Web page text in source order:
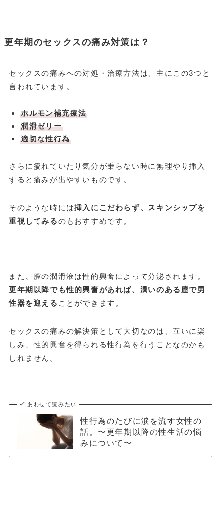
更年期のセックスの痛み対策は？
セックスの痛みへの対処・治療方法は、主にこの3つと
言われています。
ホルモン補充療法
潤滑ゼリー
適切な性行為
さらに疲れていたり気分が乗らない時に無理やり挿入
すると痛みが出やすいものです。
そのような時には挿入にこだわらず、スキンシップを
重視してみるのもおすすめです。
また、膣の潤滑液は性的興奮によって分泌されます。
更年期以降でも性的興奮があれば、潤いのある膣で男
性器を迎える ことができます。
セックスの痛みの解決策として大切なのは、互いに楽
しみ、性的興奮を得られる性行為を行うことなのかも
しれません。
あわせて読みたい
性行為のたびに涙を流す女性の
話。〜更年期以降の性生活の悩
みについて〜